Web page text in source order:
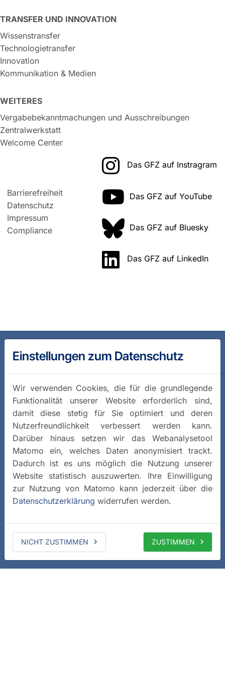
TRANSFER UND INNOVATION
Wissenstransfer
Technologietransfer
Innovation
Kommunikation & Medien
WEITERES
Vergabebekanntmachungen und Ausschreibungen
Zentralwerkstatt
Welcome Center
Barrierefreiheit
Datenschutz
Impressum
Compliance
Das GFZ auf Instragram
Das GFZ auf YouTube
Das GFZ auf Bluesky
Das GFZ auf LinkedIn
Einstellungen zum Datenschutz
Wir verwenden Cookies, die für die grundlegende
Funktionalität unserer Website erforderlich sind,
damit diese stetig für Sie optimiert und deren
Nutzerfreundlichkeit verbessert werden kann.
Darüber hinaus setzen wir das Webanalysetool
Matomo ein, welches Daten anonymisiert trackt.
Dadurch ist es uns möglich die Nutzung unserer
Website statistisch auszuwerten. Ihre Einwilligung
zur Nutzung von Matomo kann jederzeit über die
Datenschutzerklärung widerrufen werden.
NICHT ZUSTIMMEN ZUSTIMMEN